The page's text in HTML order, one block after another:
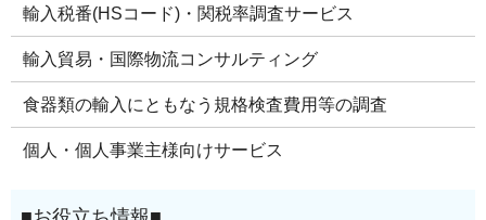
輸入税番(HSコード)・関税率調査サービス
輸入貿易・国際物流コンサルティング
食器類の輸入にともなう規格検査費用等の調査
個人・個人事業主様向けサービス